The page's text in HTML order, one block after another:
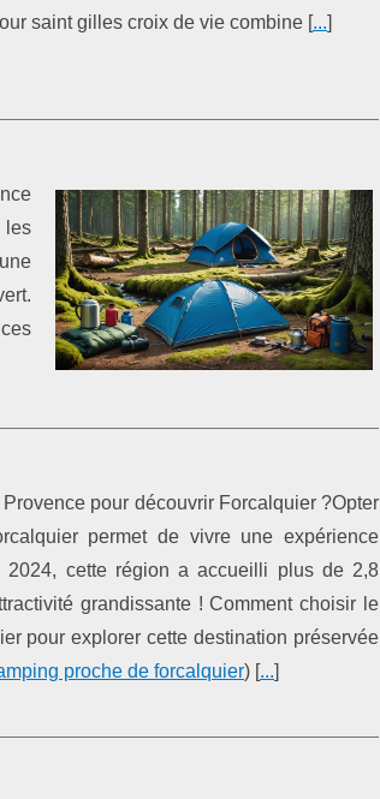
saint gilles croix de vie combine [...]
les
pour découvrir Forcalquier ?Opter
permet de vivre une expérience
cette région a accueilli plus de 2,8
grandissante ! Comment choisir le
pour explorer cette destination préservée
proche de forcalquier) [...]